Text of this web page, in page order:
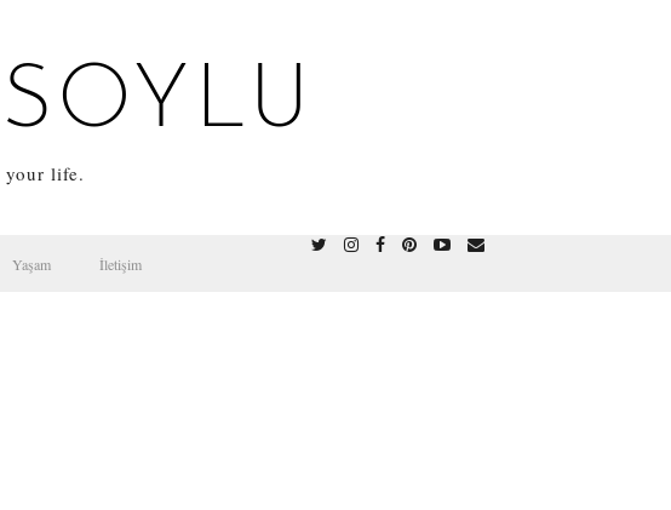
your life.
Yaşam İletişim